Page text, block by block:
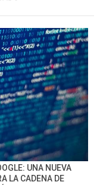
UNA NUEVA
LA CADENA DE